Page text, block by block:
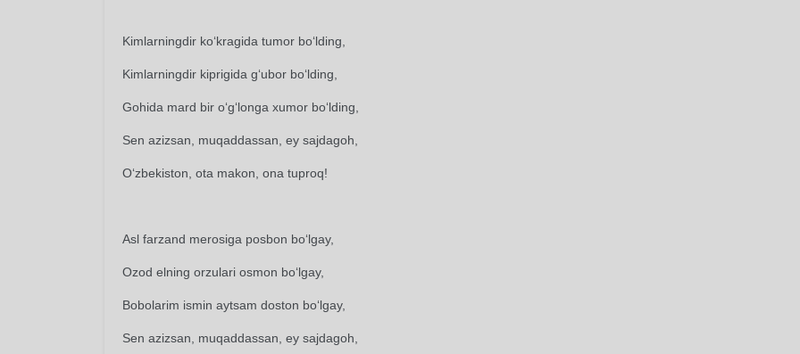
Kimlarningdir ko‘kragida tumor bo‘lding,
Kimlarningdir kiprigida g‘ubor bo‘lding,
Gohida mard bir o‘g‘longa xumor bo‘lding,
Sen azizsan, muqaddassan, ey sajdagoh,
O‘zbekiston, ota makon, ona tuproq!
Asl farzand merosiga posbon bo‘lgay,
Ozod elning orzulari osmon bo‘lgay,
Bobolarim ismin aytsam doston bo‘lgay,
Sen azizsan, muqaddassan, ey sajdagoh,